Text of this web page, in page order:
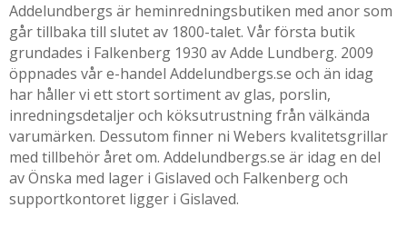
Addelundbergs är heminredningsbutiken med anor som
går tillbaka till slutet av 1800-talet. Vår första butik
grundades i Falkenberg 1930 av Adde Lundberg. 2009
öppnades vår e-handel Addelundbergs.se och än idag
har håller vi ett stort sortiment av glas, porslin,
inredningsdetaljer och köksutrustning från välkända
varumärken. Dessutom finner ni Webers kvalitetsgrillar
med tillbehör året om. Addelundbergs.se är idag en del
av Önska med lager i Gislaved och Falkenberg och
supportkontoret ligger i Gislaved.